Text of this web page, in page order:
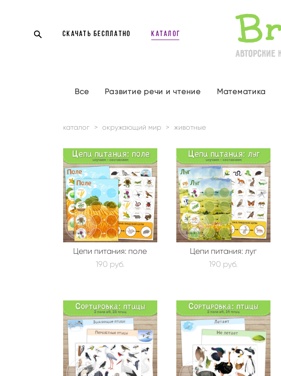
СКАЧАТЬ БЕСПЛАТНО Каталог
СКАЧАТЬ БЕСПЛАТНО Каталог
Все Развитие речи и чтение Математика
каталог > окружающий мир > животные
Цепи питания: поле
190 pуб.
Цепи питания: луг
190 pуб.